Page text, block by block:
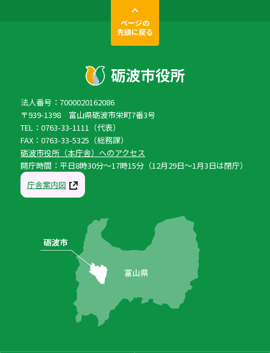
ページの
先頭に戻る
法人番号：7000020162086
〒939-1398 富山県砺波市栄町7番3号
TEL：0763-33-1111（代表）
FAX：0763-33-5325（総務課）
砺波市役所（本庁舎）へのアクセス
開庁時間：平日8時30分〜17時15分（12月29日〜1月3日は閉庁）
庁舎案内図